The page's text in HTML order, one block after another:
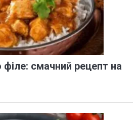
смачний рецепт на